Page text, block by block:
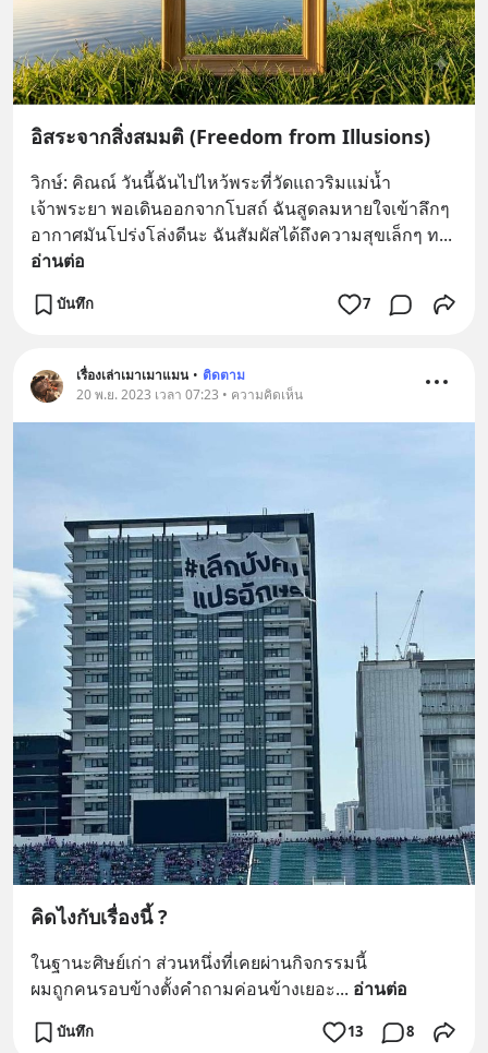
อิสระจากสิ่งสมมติ (Freedom from Illusions)
วิกษ์: คิณณ์ วันนี้ฉันไปไหว้พระที่วัดแถวริมแม่น้ำ
เจ้าพระยา พอเดินออกจากโบสถ์ ฉันสูดลมหายใจเข้าลึกๆ
อากาศมันโปร่งโล่งดีนะ ฉันสัมผัสได้ถึงความสุขเล็กๆ ท
อ่านต่อ
บันทึก 7
เรื่องเล่าเมาเมาแมน • ติดตาม
20 พ.ย. 2023 เวลา 07:23 • ความคิดเห็น
คิดไงกับเรื่องนี้ ?
ในฐานะศิษย์เก่า ส่วนหนึ่งที่เคยผ่านกิจกรรมนี้
ผมถูกคนรอบข้างตั้งคำถามค่อนข้างเยอะ... อ่านต่อ
บันทึก 13 8